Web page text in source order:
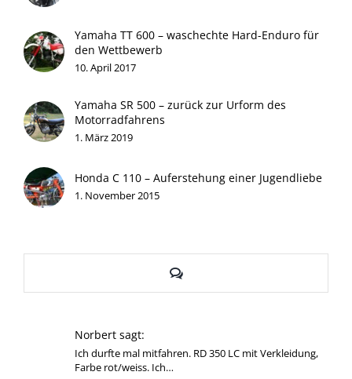
Yamaha TT 600 – waschechte Hard-Enduro für
den Wettbewerb
10. April 2017
Yamaha SR 500 – zurück zur Urform des
Motorradfahrens
1. März 2019
Honda C 110 – Auferstehung einer Jugendliebe
1. November 2015
Kommentare
Norbert sagt:
Ich durfte mal mitfahren. RD 350 LC mit Verkleidung,
Farbe rot/weiss. Ich…